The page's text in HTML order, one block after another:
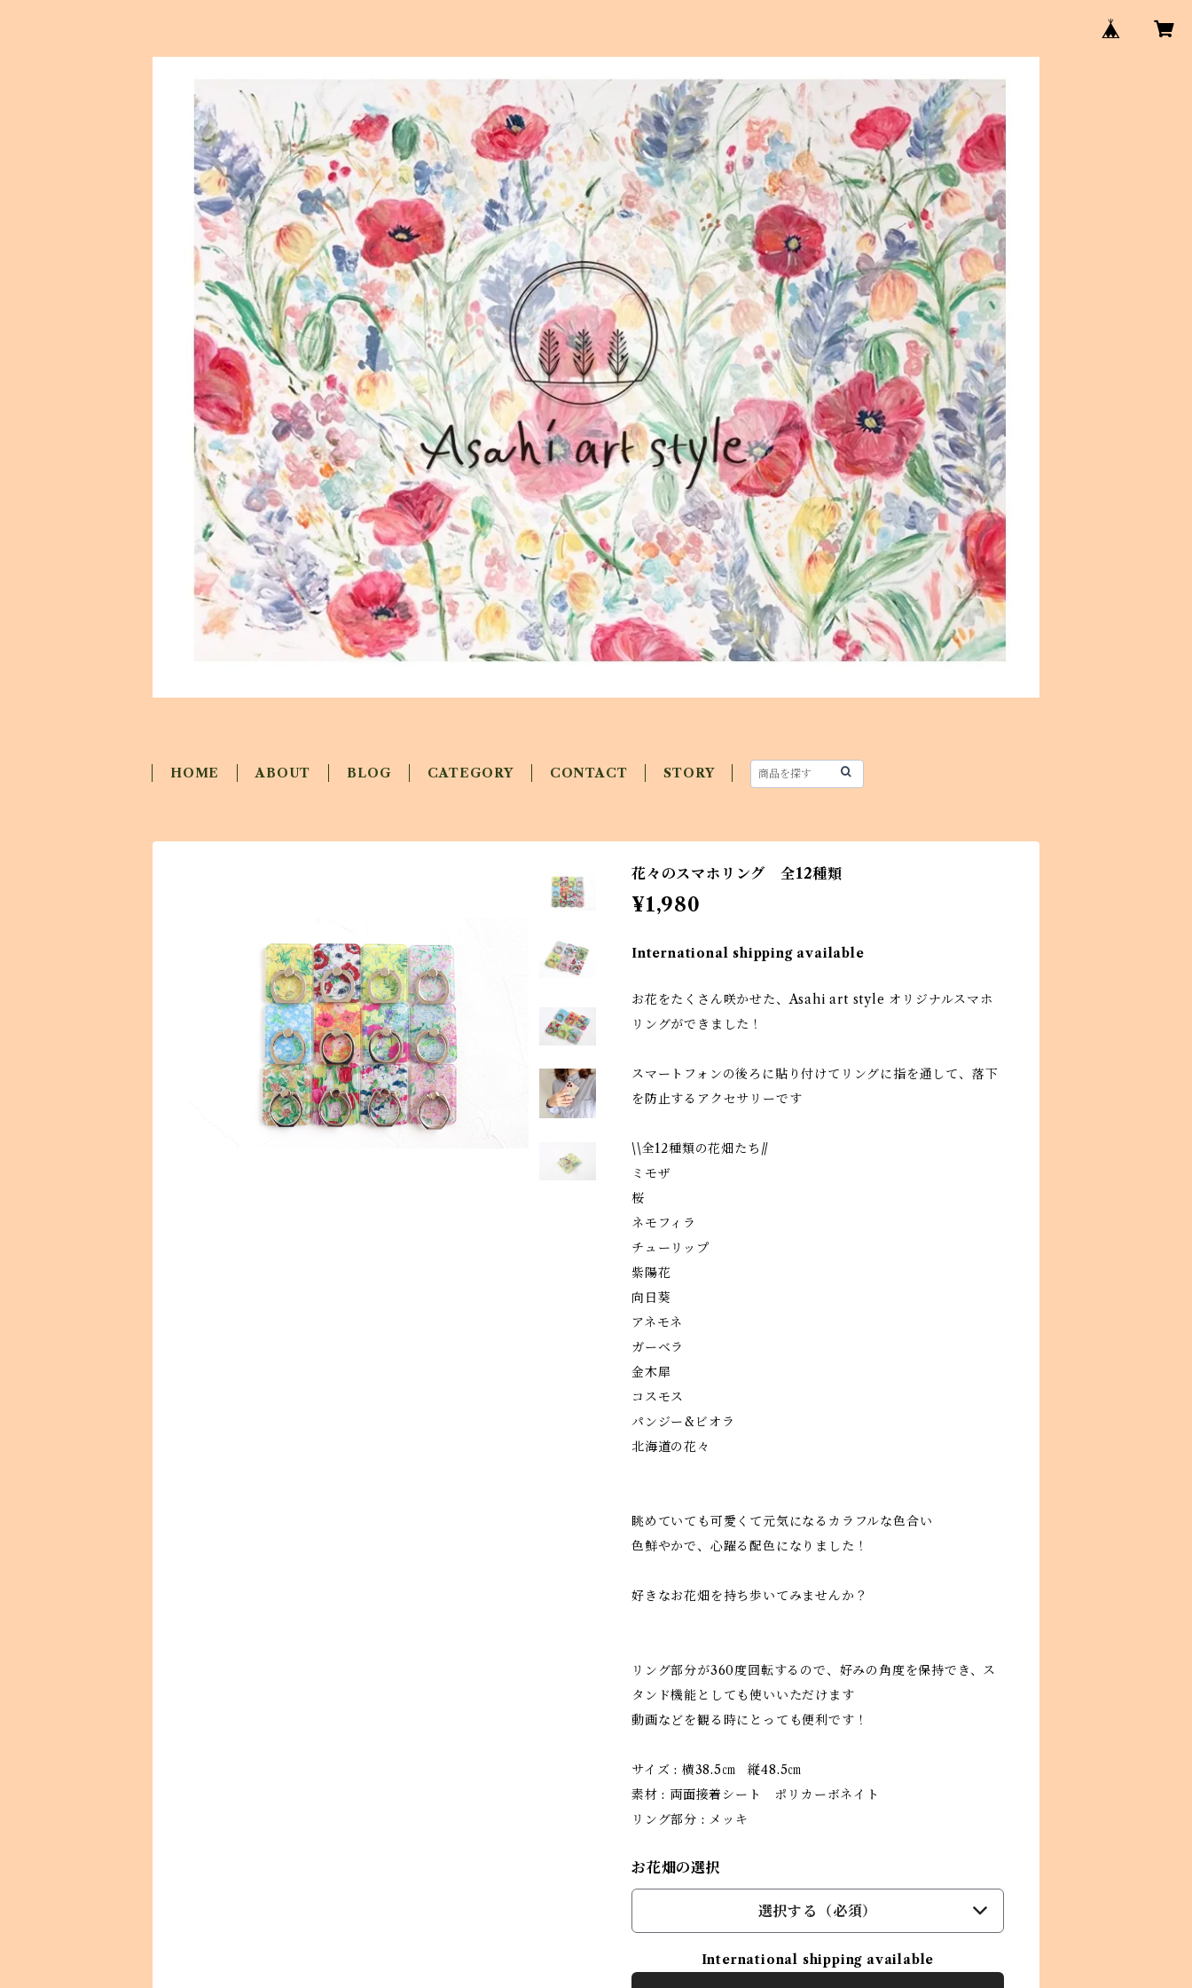
HOME ABOUT BLOG CATEGORY CONTACT STORY
花々のスマホリング 全12種類
¥1,980
International shipping available
お花をたくさん咲かせた、Asahi art style オリジナルスマホ
リングができました！
スマートフォンの後ろに貼り付けてリングに指を通して、落下
を防止するアクセサリーです
\\全12種類の花畑たち//
ミモザ
桜
ネモフィラ
チューリップ
紫陽花
向日葵
アネモネ
ガーベラ
金木犀
コスモス
パンジー&ビオラ
北海道の花々
眺めていても可愛くて元気になるカラフルな色合い
色鮮やかで、心躍る配色になりました！
好きなお花畑を持ち歩いてみませんか？
リング部分が360度回転するので、好みの角度を保持でき、ス
タンド機能としても使いいただけます
動画などを観る時にとっても便利です！
サイズ : 横38.5㎝ 縦48.5㎝
素材 : 両面接着シート ポリカーボネイト
リング部分 : メッキ
お花畑の選択
選択する（必須）
International shipping available